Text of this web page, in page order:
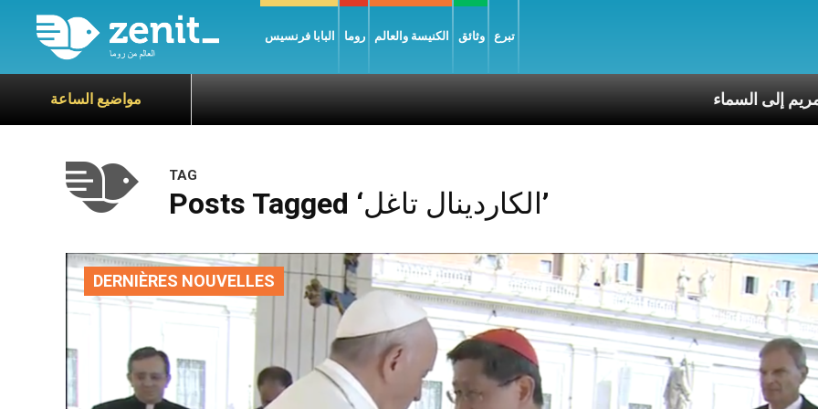
البابا فرنسيس روما الكنيسة والعالم وثائق تبرع
مواضيع الساعة العذراء مريم إلى السماء
TAG
Posts Tagged ‘الكاردينال تاغل’
DERNIÈRES NOUVELLES